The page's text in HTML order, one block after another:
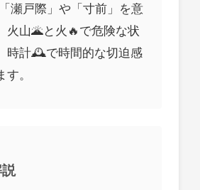
瀬戸際」や「寸前」を意
火山🌋と火🔥で危険な状
時計🕰️で時間的な切迫感
。